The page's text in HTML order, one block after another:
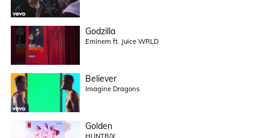
Godzilla
Eminem ft. Juice WRLD
Believer
Imagine Dragons
Golden
HUNTR/X